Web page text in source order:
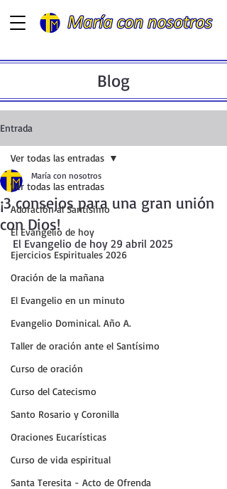
Blog
Entrada
Ver todas las entradas
Adoración al Santísimo
El Evangelio de hoy
Ejercicios Espirituales 2026
Oración de la mañana
El Evangelio en un minuto
Evangelio Dominical. Año A.
Taller de oración ante el Santísimo
Curso de oración
Curso del Catecismo
Santo Rosario y Coronilla
Oraciones Eucarísticas
Curso de vida espiritual
Santa Teresita - Acto de Ofrenda
Ver todas las entradas
¡3 consejos para una gran unión
con Dios!
María con nosotros
El Evangelio de hoy 29 abril 2025